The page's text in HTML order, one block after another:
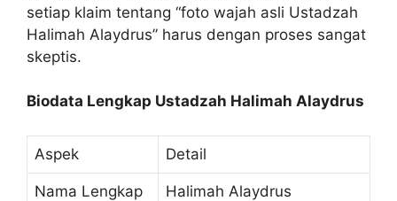
setiap klaim tentang “foto wajah asli Ustadzah
Halimah Alaydrus” harus dengan proses sangat
skeptis.
Biodata Lengkap Ustadzah Halimah Alaydrus
Aspek Detail
Nama Lengkap Halimah Alaydrus